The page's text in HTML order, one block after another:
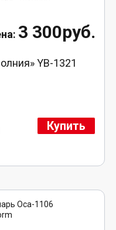
3 300руб.
YB-1321
Купить